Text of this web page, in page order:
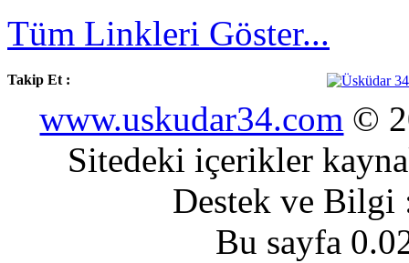
Tüm Linkleri Göster...
Takip Et :
www.uskudar34.com ©
Sitedeki içerikler
Destek ve
Bu sayfa